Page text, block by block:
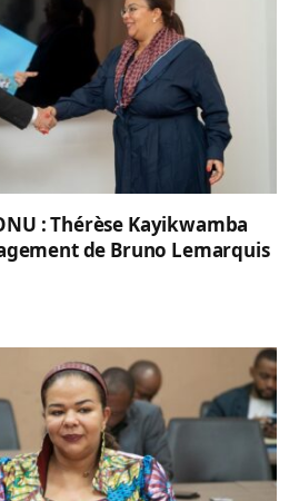
: Thérèse Kayikwamba
de Bruno Lemarquis